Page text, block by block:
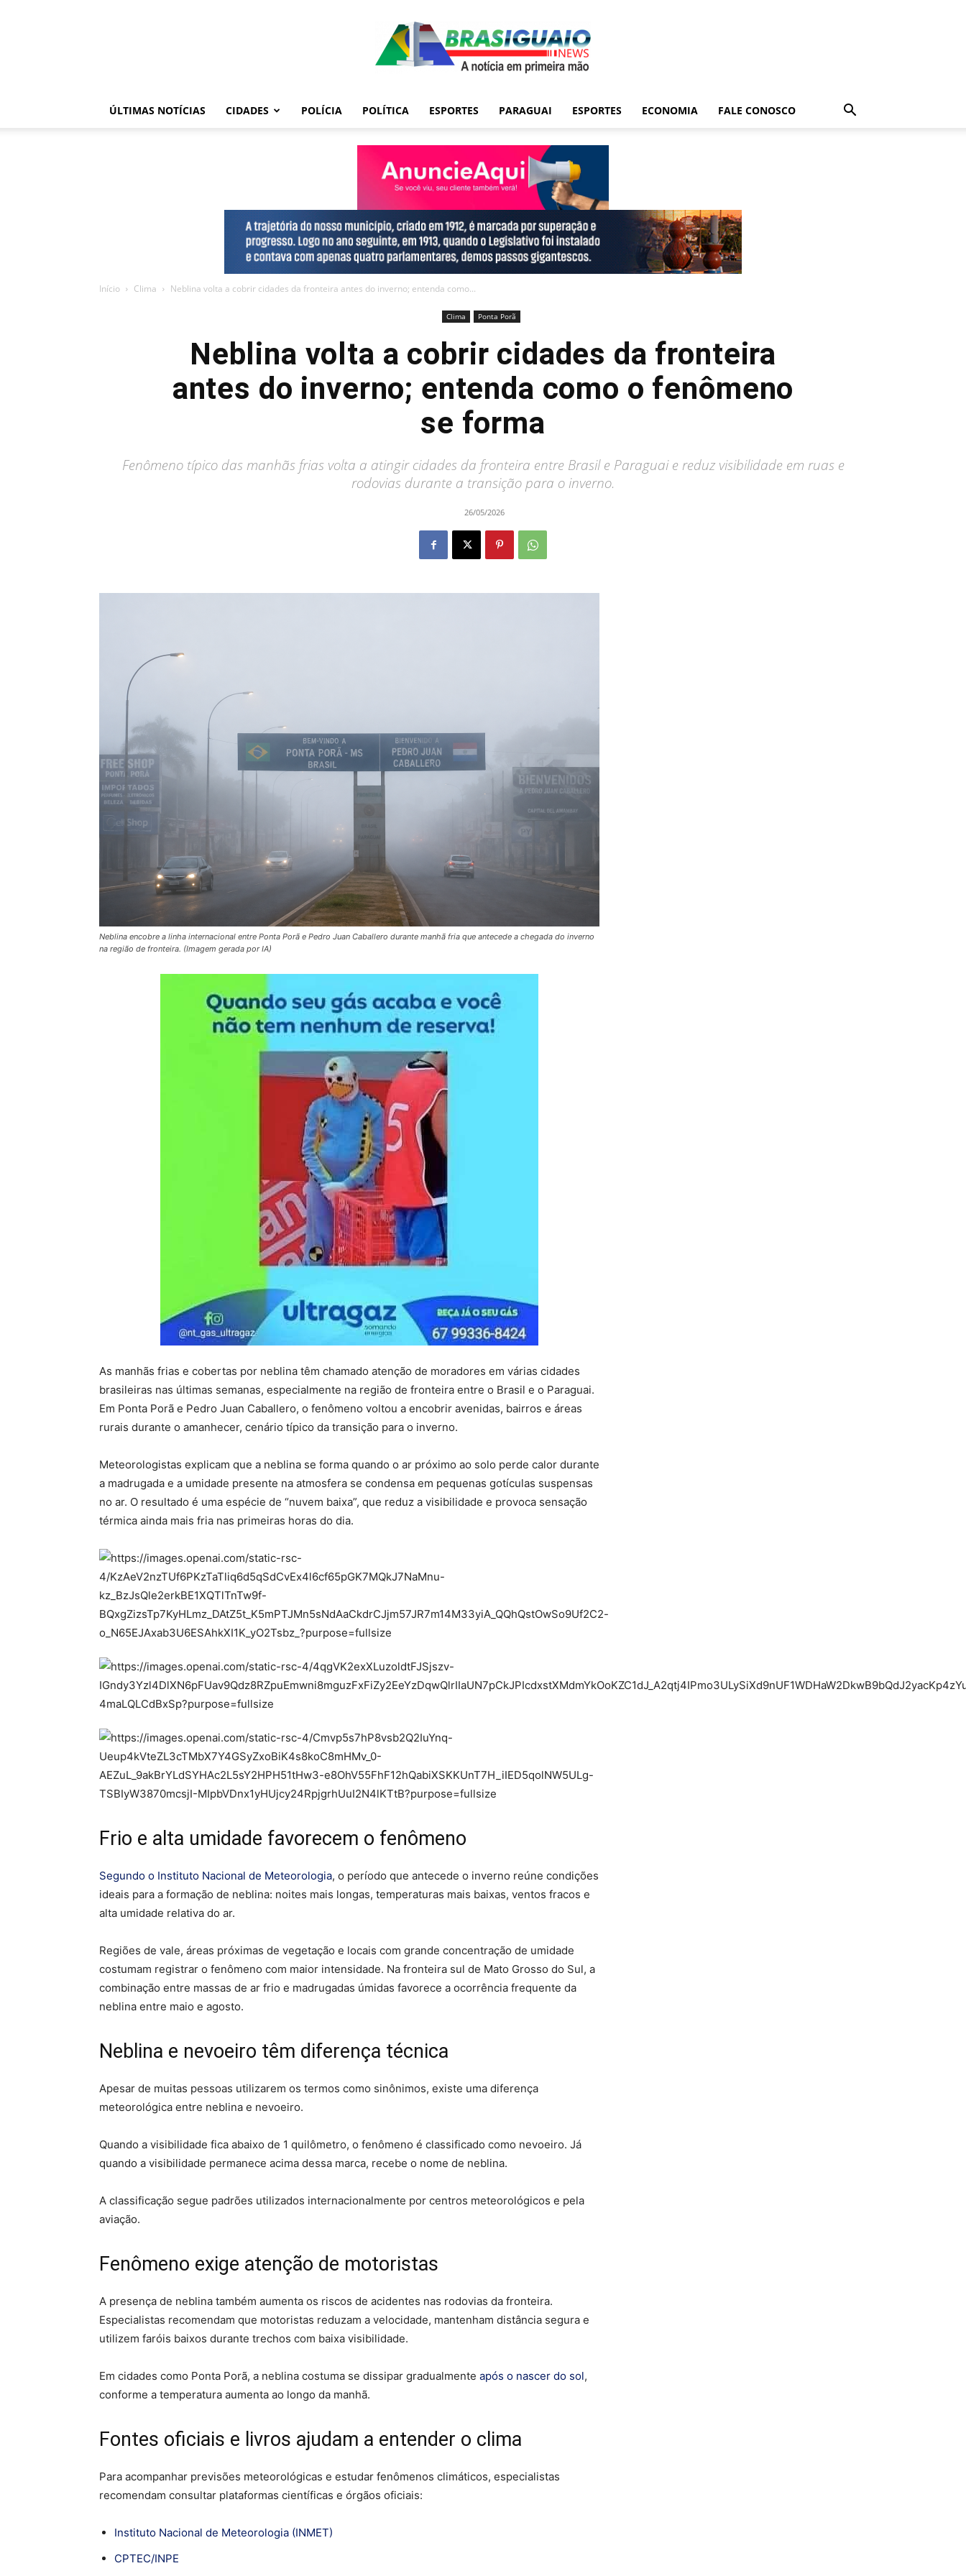
ÚLTIMAS NOTÍCIAS CIDADES POLÍCIA POLÍTICA ESPORTES PARAGUAI ESPORTES ECONOMIA FALE CONOSCO
Início Clima Neblina volta a cobrir cidades da fronteira antes do inverno; entenda como...
Clima Ponta Porã
Neblina volta a cobrir cidades da fronteira
antes do inverno; entenda como o fenômeno
se forma
Fenômeno típico das manhãs frias volta a atingir cidades da fronteira entre Brasil e Paraguai e reduz visibilidade em ruas e
rodovias durante a transição para o inverno.
26/05/2026
Neblina encobre a linha internacional entre Ponta Porã e Pedro Juan Caballero durante manhã fria que antecede a chegada do inverno
na região de fronteira. (Imagem gerada por IA)
As manhãs frias e cobertas por neblina têm chamado atenção de moradores em várias cidades
brasileiras nas últimas semanas, especialmente na região de fronteira entre o Brasil e o Paraguai.
Em Ponta Porã e Pedro Juan Caballero, o fenômeno voltou a encobrir avenidas, bairros e áreas
rurais durante o amanhecer, cenário típico da transição para o inverno.
Meteorologistas explicam que a neblina se forma quando o ar próximo ao solo perde calor durante
a madrugada e a umidade presente na atmosfera se condensa em pequenas gotículas suspensas
no ar. O resultado é uma espécie de “nuvem baixa”, que reduz a visibilidade e provoca sensação
térmica ainda mais fria nas primeiras horas do dia.
Frio e alta umidade favorecem o fenômeno
Segundo o Instituto Nacional de Meteorologia, o período que antecede o inverno reúne condições
ideais para a formação de neblina: noites mais longas, temperaturas mais baixas, ventos fracos e
alta umidade relativa do ar.
Regiões de vale, áreas próximas de vegetação e locais com grande concentração de umidade
costumam registrar o fenômeno com maior intensidade. Na fronteira sul de Mato Grosso do Sul, a
combinação entre massas de ar frio e madrugadas úmidas favorece a ocorrência frequente da
neblina entre maio e agosto.
Neblina e nevoeiro têm diferença técnica
Apesar de muitas pessoas utilizarem os termos como sinônimos, existe uma diferença
meteorológica entre neblina e nevoeiro.
Quando a visibilidade fica abaixo de 1 quilômetro, o fenômeno é classificado como nevoeiro. Já
quando a visibilidade permanece acima dessa marca, recebe o nome de neblina.
A classificação segue padrões utilizados internacionalmente por centros meteorológicos e pela
aviação.
Fenômeno exige atenção de motoristas
A presença de neblina também aumenta os riscos de acidentes nas rodovias da fronteira.
Especialistas recomendam que motoristas reduzam a velocidade, mantenham distância segura e
utilizem faróis baixos durante trechos com baixa visibilidade.
Em cidades como Ponta Porã, a neblina costuma se dissipar gradualmente após o nascer do sol,
conforme a temperatura aumenta ao longo da manhã.
Fontes oficiais e livros ajudam a entender o clima
Para acompanhar previsões meteorológicas e estudar fenômenos climáticos, especialistas
recomendam consultar plataformas científicas e órgãos oficiais:
Instituto Nacional de Meteorologia (INMET)
CPTEC/INPE